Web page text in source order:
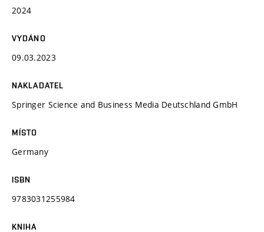
2024
VYDÁNO
09.03.2023
NAKLADATEL
Springer Science and Business Media Deutschland GmbH
MÍSTO
Germany
ISBN
9783031255984
KNIHA